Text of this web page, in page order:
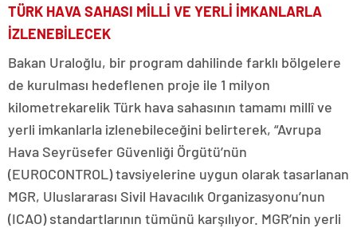
TÜRK HAVA SAHASI MİLLİ VE YERLİ İMKANLARLA
İZLENEBİLECEK
Bakan Uraloğlu, bir program dahilinde farklı bölgelere
de kurulması hedeflenen proje ile 1 milyon
kilometrekarelik Türk hava sahasının tamamı millî ve
yerli imkanlarla izlenebileceğini belirterek, “Avrupa
Hava Seyrüsefer Güvenliği Örgütü’nün
(EUROCONTROL) tavsiyelerine uygun olarak tasarlanan
MGR, Uluslararası Sivil Havacılık Organizasyonu’nun
(ICAO) standartlarının tümünü karşılıyor. MGR’nin yerli